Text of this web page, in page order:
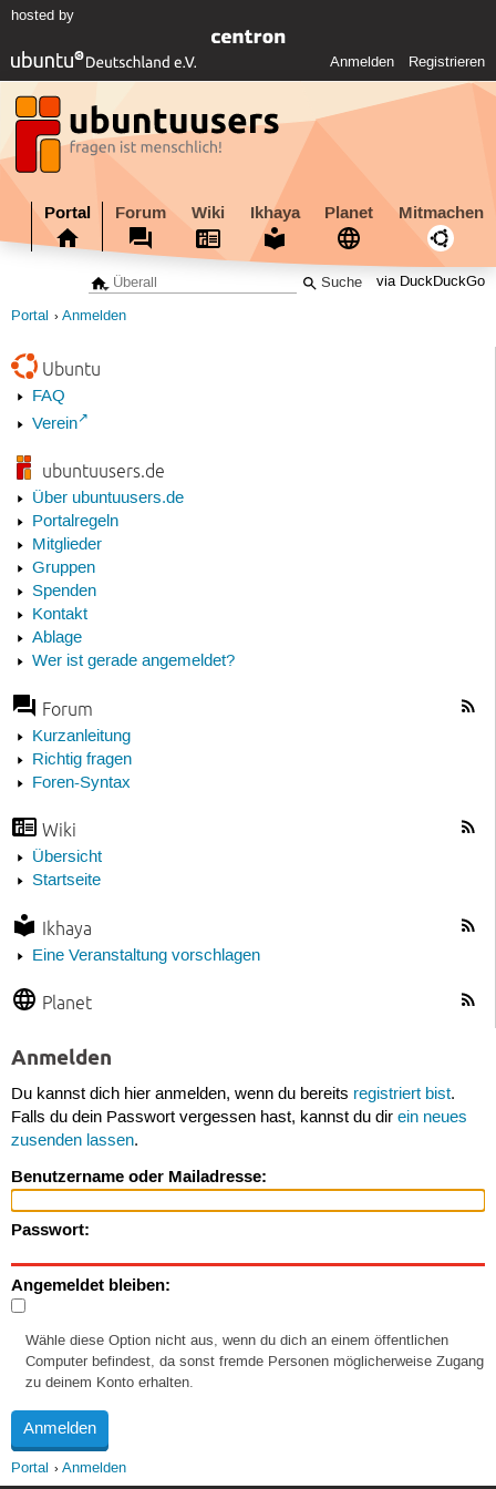
hosted by
Anmelden Registrieren
Portal Forum Wiki Ikhaya Planet Mitmachen
via DuckDuckGo
Portal Anmelden
Ubuntu
FAQ
Verein
ubuntuusers.de
Über ubuntuusers.de
Portalregeln
Mitglieder
Gruppen
Spenden
Kontakt
Ablage
Wer ist gerade angemeldet?
Forum
Kurzanleitung
Richtig fragen
Foren-Syntax
Wiki
Übersicht
Startseite
Ikhaya
Eine Veranstaltung vorschlagen
Planet
Anmelden
Du kannst dich hier anmelden, wenn du bereits registriert bist.
Falls du dein Passwort vergessen hast, kannst du dir ein neues
zusenden lassen.
Benutzername oder Mailadresse:
Passwort:
Angemeldet bleiben:
Wähle diese Option nicht aus, wenn du dich an einem öffentlichen
Computer befindest, da sonst fremde Personen möglicherweise Zugang
zu deinem Konto erhalten.
Portal Anmelden